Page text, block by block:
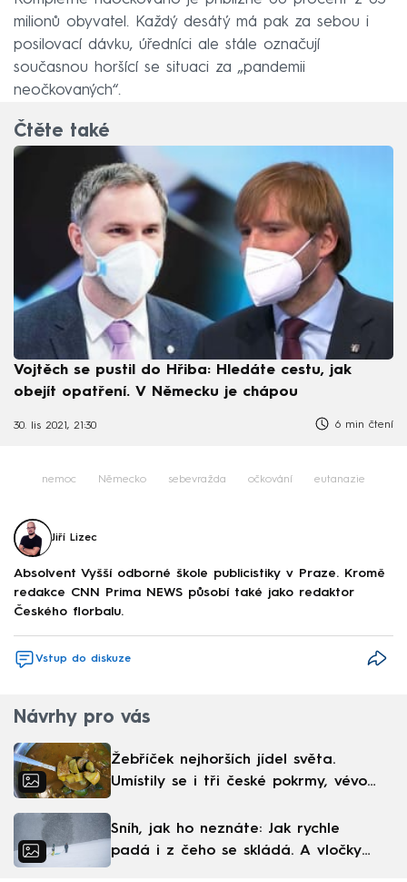
milionů obyvatel. Každý desátý má pak za sebou i
posilovací dávku, úředníci ale stále označují
současnou horšící se situaci za „pandemii
neočkovaných“.
Čtěte také
Vojtěch se pustil do Hřiba: Hledáte cestu, jak
obejít opatření. V Německu je chápou
30. lis 2021, 21:30 6 min čtení
nemoc Německo sebevražda očkování eutanazie
Jiří Lizec
Absolvent Vyšší odborné škole publicistiky v Praze. Kromě
redakce CNN Prima NEWS působí také jako redaktor
Českého florbalu.
Vstup do diskuze
Návrhy pro vás
Žebříček nejhorších jídel světa.
Umístily se i tři české pokrmy, vévodí
Sníh, jak ho neznáte: Jak rychle
padá i z čeho se skládá. A vločky